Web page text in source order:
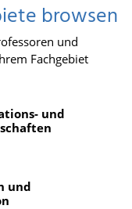
browsen
und
Fachgebiet
und
und